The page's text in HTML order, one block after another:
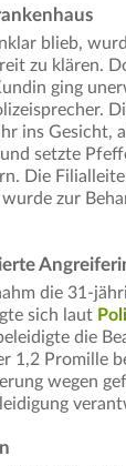
blieb,
zu klären.
ging
ins Gesicht,
setzte
Die
zur
die 31-
sich laut
die
1,2 Promille
wegen